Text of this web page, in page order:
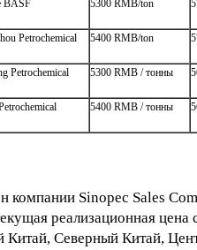
BASF 5300 RMB/ton
Petrochemical 5400 RMB/ton
Petrochemical 5300 RMB / тонны
5400 RMB / тонны
компании Sinopec Sales
реализационная цена
Северный Китай,